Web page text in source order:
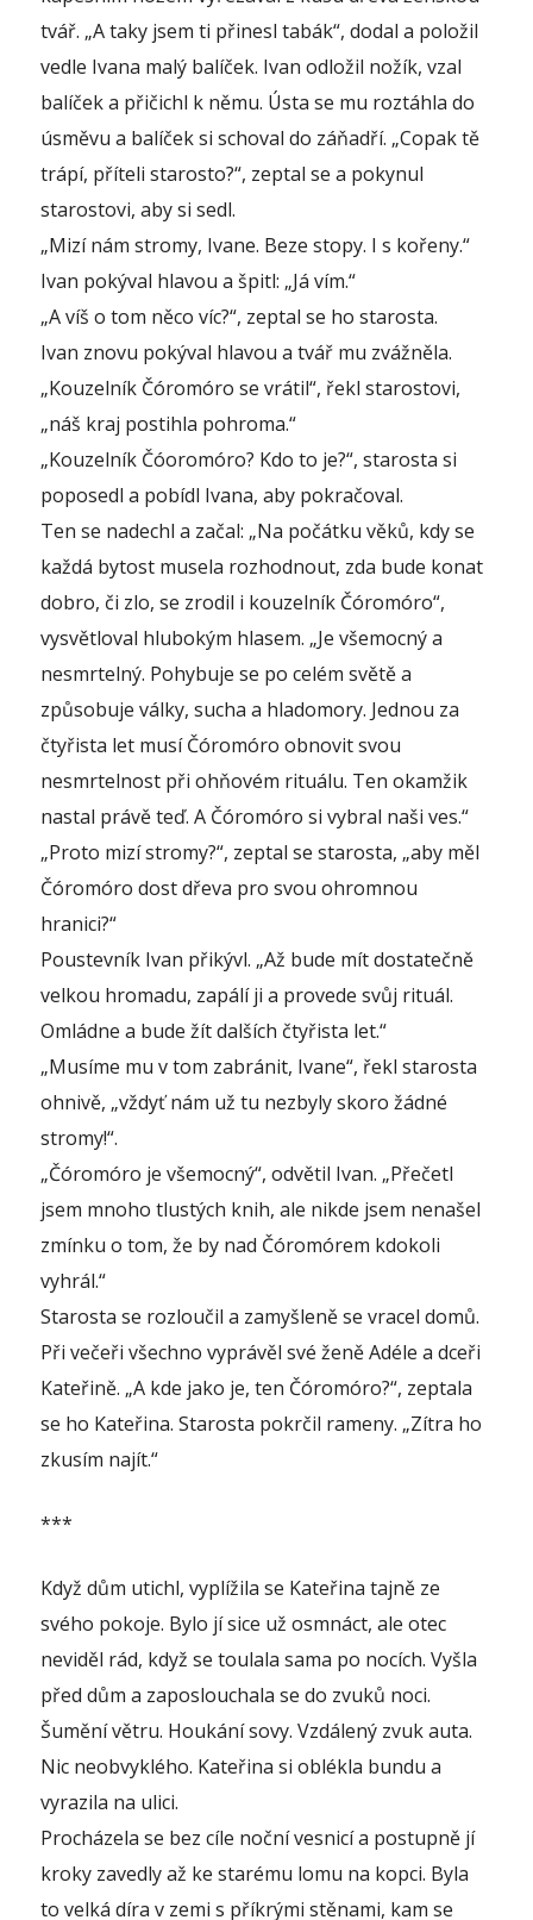
tvář. „A taky jsem ti přinesl tabák“, dodal a položil
vedle Ivana malý balíček. Ivan odložil nožík, vzal
balíček a přičichl k němu. Ústa se mu roztáhla do
úsměvu a balíček si schoval do záňadří. „Copak tě
trápí, příteli starosto?“, zeptal se a pokynul
starostovi, aby si sedl.
„Mizí nám stromy, Ivane. Beze stopy. I s kořeny.“
Ivan pokýval hlavou a špitl: „Já vím.“
„A víš o tom něco víc?“, zeptal se ho starosta.
Ivan znovu pokýval hlavou a tvář mu zvážněla.
„Kouzelník Čóromóro se vrátil“, řekl starostovi,
„náš kraj postihla pohroma.“
„Kouzelník Čóoromóro? Kdo to je?“, starosta si
poposedl a pobídl Ivana, aby pokračoval.
Ten se nadechl a začal: „Na počátku věků, kdy se
každá bytost musela rozhodnout, zda bude konat
dobro, či zlo, se zrodil i kouzelník Čóromóro“,
vysvětloval hlubokým hlasem. „Je všemocný a
nesmrtelný. Pohybuje se po celém světě a
způsobuje války, sucha a hladomory. Jednou za
čtyřista let musí Čóromóro obnovit svou
nesmrtelnost při ohňovém rituálu. Ten okamžik
nastal právě teď. A Čóromóro si vybral naši ves.“
„Proto mizí stromy?“, zeptal se starosta, „aby měl
Čóromóro dost dřeva pro svou ohromnou
hranici?“
Poustevník Ivan přikývl. „Až bude mít dostatečně
velkou hromadu, zapálí ji a provede svůj rituál.
Omládne a bude žít dalších čtyřista let.“
„Musíme mu v tom zabránit, Ivane“, řekl starosta
ohnivě, „vždyť nám už tu nezbyly skoro žádné
stromy!“.
„Čóromóro je všemocný“, odvětil Ivan. „Přečetl
jsem mnoho tlustých knih, ale nikde jsem nenašel
zmínku o tom, že by nad Čóromórem kdokoli
vyhrál.“
Starosta se rozloučil a zamyšleně se vracel domů.
Při večeři všechno vyprávěl své ženě Adéle a dceři
Kateřině. „A kde jako je, ten Čóromóro?“, zeptala
se ho Kateřina. Starosta pokrčil rameny. „Zítra ho
zkusím najít.“
***
Když dům utichl, vyplížila se Kateřina tajně ze
svého pokoje. Bylo jí sice už osmnáct, ale otec
neviděl rád, když se toulala sama po nocích. Vyšla
před dům a zaposlouchala se do zvuků noci.
Šumění větru. Houkání sovy. Vzdálený zvuk auta.
Nic neobvyklého. Kateřina si oblékla bundu a
vyrazila na ulici.
Procházela se bez cíle noční vesnicí a postupně jí
kroky zavedly až ke starému lomu na kopci. Byla
to velká díra v zemi s příkrými stěnami, kam se